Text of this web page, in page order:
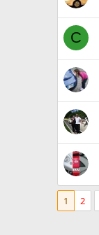
C
1 2